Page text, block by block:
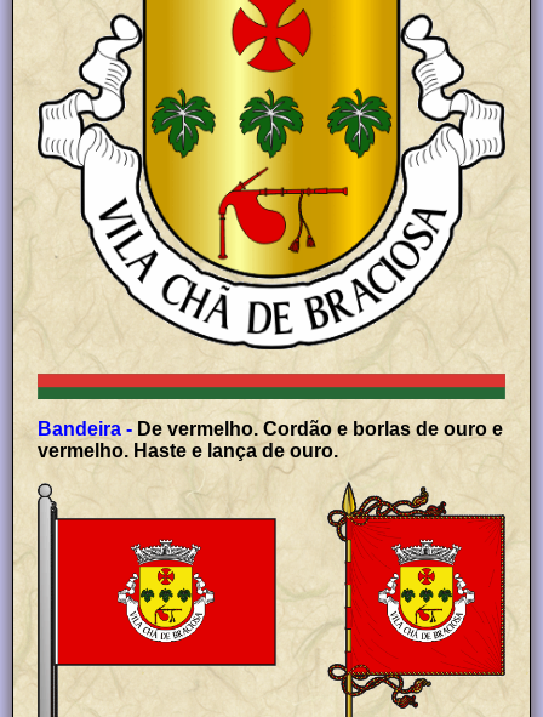
Bandeira - De vermelho. Cordão e borlas de ouro e
vermelho. Haste e lança de ouro.